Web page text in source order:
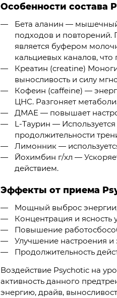
Особенности состава
Бета аланин — мышечный
подходов и
является буфером
кальциевых каналов,
Креатин (creatine)
выносливость и силу
Кофеин (caffeine) —
ЦНС. Разгоняет
ДМАЕ — повышает
L-Таурин —
продолжительности
Лимонник —
Йохимбин г/хл —
действием.
Эффекты от приема
Мощный выброс
Концентрация и ясность
Повышение
Улучшение настроения и
Продолжительность
Воздействие Psychotic на
активность данного
энергию, драйв,